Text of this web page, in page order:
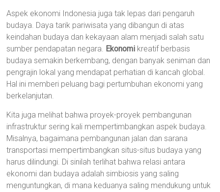
Aspek ekonomi Indonesia juga tak lepas dari pengaruh
budaya. Daya tarik pariwisata yang dibangun di atas
keindahan budaya dan kekayaan alam menjadi salah satu
sumber pendapatan negara. Ekonomi kreatif berbasis
budaya semakin berkembang, dengan banyak seniman dan
pengrajin lokal yang mendapat perhatian di kancah global.
Hal ini memberi peluang bagi pertumbuhan ekonomi yang
berkelanjutan.
Kita juga melihat bahwa proyek-proyek pembangunan
infrastruktur sering kali mempertimbangkan aspek budaya.
Misalnya, bagaimana pembangunan jalan dan sarana
transportasi mempertimbangkan situs-situs budaya yang
harus dilindungi. Di sinilah terlihat bahwa relasi antara
ekonomi dan budaya adalah simbiosis yang saling
menguntungkan, di mana keduanya saling mendukung untuk